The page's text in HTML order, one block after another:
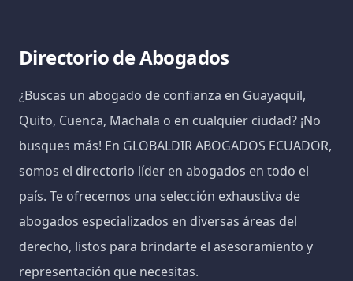
Directorio de Abogados
¿Buscas un abogado de confianza en Guayaquil,
Quito, Cuenca, Machala o en cualquier ciudad? ¡No
busques más! En GLOBALDIR ABOGADOS ECUADOR,
somos el directorio líder en abogados en todo el
país. Te ofrecemos una selección exhaustiva de
abogados especializados en diversas áreas del
derecho, listos para brindarte el asesoramiento y
representación que necesitas.